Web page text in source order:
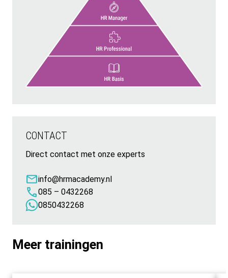
CONTACT
Direct contact met onze experts
info@hrmacademy.nl
085 – 0432268
0850432268
Meer trainingen